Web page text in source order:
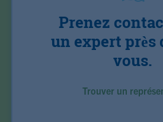
Prenez
un expert près
vous.
Trouver un